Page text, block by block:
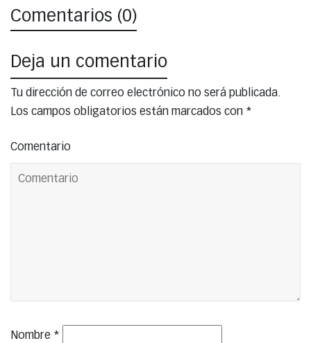
Comentarios (0)
Deja un comentario
Tu dirección de correo electrónico no será publicada.
Los campos obligatorios están marcados con *
Comentario
Nombre *